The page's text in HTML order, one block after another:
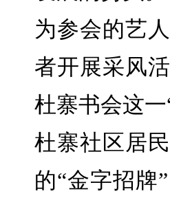
为参会的艺
者开展采风
杜寨书会这
杜寨社区居
的“金字招牌